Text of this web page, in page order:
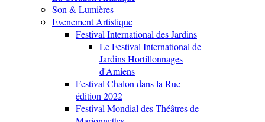
Son & Lumières
Evenement Artistique
Festival International des Jardins
Le Festival International de
Jardins Hortillonnages
d'Amiens
Festival Chalon dans la Rue
édition 2022
Festival Mondial des Théâtres de